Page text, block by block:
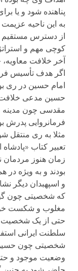
پناهنده شود و یا
به این ناحیه
از دسترس مستقیم
کوچی مهم و
آخر خلافت
اگر هدف تأسیس
امام حسین در ری
حسین مدعی خلافت
مقدسی چون مدینه
فرمانروایی پدرش
مثلا به ری منتقل
تعبیر کتاب
زمان هنوز مردمان
بودند و به ویژه
و اسپهبدان دیگر
که شخصیتی چون
مغلوب و شکست
حتی از یک شخصیت
سلطنت ایرانی
شخصیتی چون حسین
وضعیت موجود و